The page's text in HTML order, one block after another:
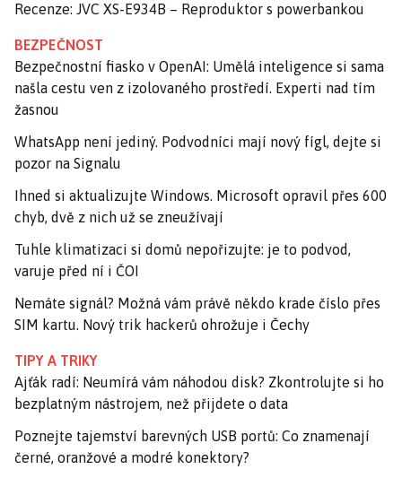
Recenze: JVC XS-E934B – Reproduktor s powerbankou
BEZPEČNOST
Bezpečnostní fiasko v OpenAI: Umělá inteligence si sama
našla cestu ven z izolovaného prostředí. Experti nad tím
žasnou
WhatsApp není jediný. Podvodníci mají nový fígl, dejte si
pozor na Signalu
Ihned si aktualizujte Windows. Microsoft opravil přes 600
chyb, dvě z nich už se zneužívají
Tuhle klimatizaci si domů nepořizujte: je to podvod,
varuje před ní i ČOI
Nemáte signál? Možná vám právě někdo krade číslo přes
SIM kartu. Nový trik hackerů ohrožuje i Čechy
TIPY A TRIKY
Ajťák radí: Neumírá vám náhodou disk? Zkontrolujte si ho
bezplatným nástrojem, než přijdete o data
Poznejte tajemství barevných USB portů: Co znamenají
černé, oranžové a modré konektory?